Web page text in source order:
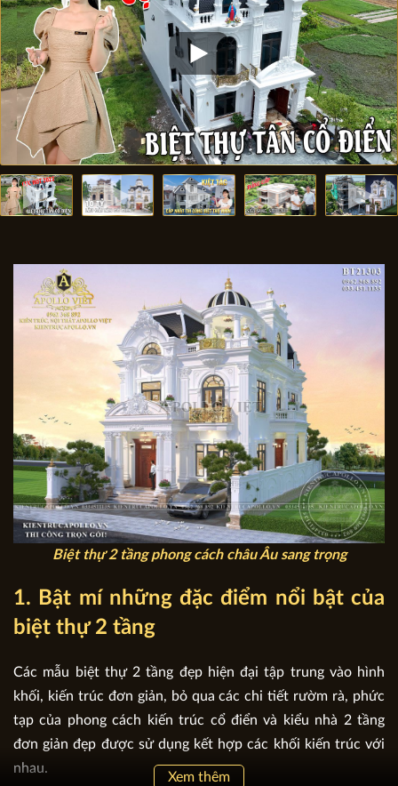
Biệt thự 2 tầng phong cách châu Âu sang trọng
1. Bật mí những đặc điểm nổi bật của
biệt thự 2 tầng
Các mẫu biệt thự 2 tầng đẹp hiện đại tập trung vào hình
khối, kiến trúc đơn giản, bỏ qua các chi tiết rườm rà, phức
tạp của phong cách kiến trúc cổ điển và kiểu nhà 2 tầng
đơn giản đẹp được sử dụng kết hợp các khối kiến trúc với
nhau.
Xem thêm